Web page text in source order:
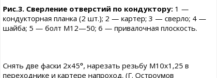
Рис.3. Сверление отверстий по кондуктору: 1 —
кондукторная планка (2 шт.); 2 — картер; 3 — сверло; 4 —
шайба; 5 — болт М12—50; 6 — привалочная плоскость.
Снять две фаски 2x45°, нарезать резьбу М10х1,25 в
переходнике и картере напроход. (Г. Остроумов